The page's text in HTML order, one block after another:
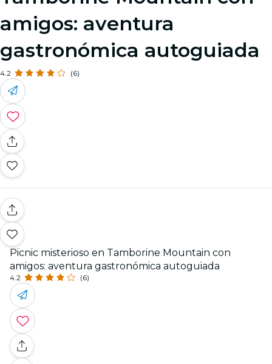
amigos: aventura
gastronómica autoguiada
4.2 (6)
Picnic misterioso en Tamborine Mountain con
amigos: aventura gastronómica autoguiada
4.2 (6)